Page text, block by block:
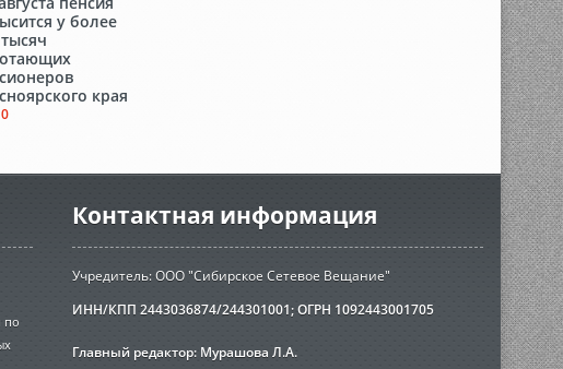
у более
края
0
по
Контактная информация
Учредитель: ООО "Сибирское Сетевое Вещание"
ИНН/КПП 2443036874/244301001; ОГРН 1092443001705
Главный редактор: Мурашова Л.А.